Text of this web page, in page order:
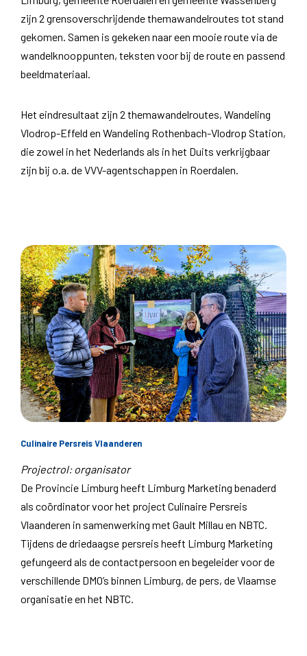
zijn 2 grensoverschrijdende themawandelroutes tot stand
gekomen. Samen is gekeken naar een mooie route via de
wandelknooppunten, teksten voor bij de route en passend
beeldmateriaal.
Het eindresultaat zijn 2 themawandelroutes, Wandeling
Vlodrop-Effeld en Wandeling Rothenbach-Vlodrop Station,
die zowel in het Nederlands als in het Duits verkrijgbaar
zijn bij o.a. de VVV-agentschappen in Roerdalen.
Culinaire Persreis Vlaanderen
Projectrol: organisator
De Provincie Limburg heeft Limburg Marketing benaderd
als coördinator voor het project Culinaire Persreis
Vlaanderen in samenwerking met Gault Millau en NBTC.
Tijdens de driedaagse persreis heeft Limburg Marketing
gefungeerd als de contactpersoon en begeleider voor de
verschillende DMO’s binnen Limburg, de pers, de Vlaamse
organisatie en het NBTC.